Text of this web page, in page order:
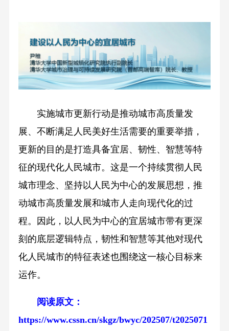
实施城市更新行动是推动城市高质量发
展、不断满足人民美好生活需要的重要举措，
更新的目的是打造具备宜居、韧性、智慧等特
征的现代化人民城市。这是一个持续贯彻人民
城市理念、坚持以人民为中心的发展思想，推
动城市高质量发展和城市人走向现代化的过
程。因此，以人民为中心的宜居城市带有更深
刻的底层逻辑特点，韧性和智慧等其他对现代
化人民城市的特征表述也围绕这一核心目标来
运作。
阅读原文：
https://www.cssn.cn/skgz/bwyc/202507/t2025071